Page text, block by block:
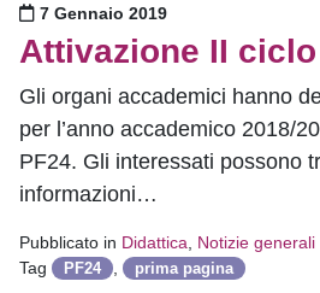
Pubblicato il
7 Gennaio 2019
Attivazione II
Gli organi accademici hanno
per l’anno accademico 2018/
PF24. Gli interessati possono
informazioni…
Pubblicato in Didattica
Notizie generali
Tag
PF24 prima pagina